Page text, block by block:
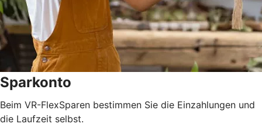
Sparkonto
Beim VR-FlexSparen bestimmen Sie die Einzahlungen und
die Laufzeit selbst.